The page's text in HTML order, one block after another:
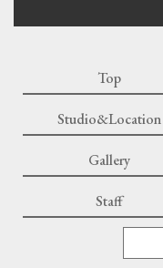
Top
Studio&Location
Gallery
Staff